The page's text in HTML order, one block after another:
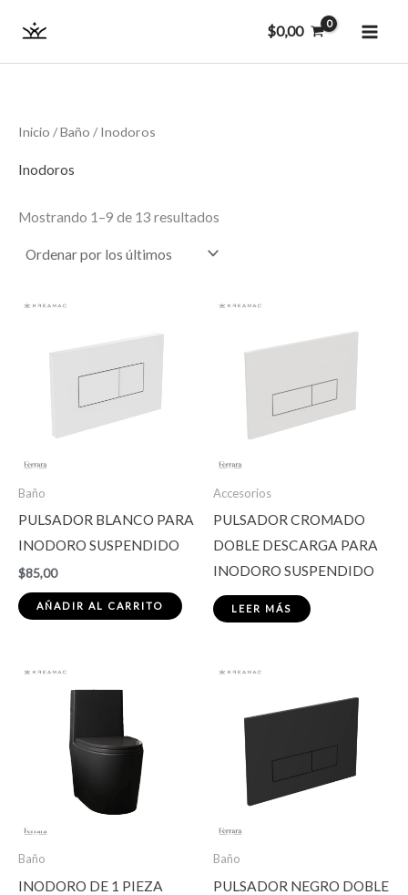
contenido
$0,00
Inicio /Baño / Inodoros
Inodoros
Mostrando 1–9 de 13 resultados
Baño
PULSADOR BLANCO PARA
INODORO SUSPENDIDO
$85,00
AÑADIR AL CARRITO
Accesorios
PULSADOR CROMADO
DOBLE DESCARGA PARA
INODORO SUSPENDIDO
LEER MÁS
Baño
INODORO DE 1 PIEZA
Baño
PULSADOR NEGRO DOBLE